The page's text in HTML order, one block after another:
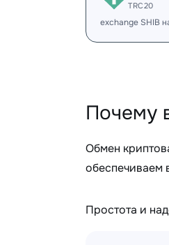
TRC20
exchange SHIB
Почему
Обмен
обеспечиваем
Простота и